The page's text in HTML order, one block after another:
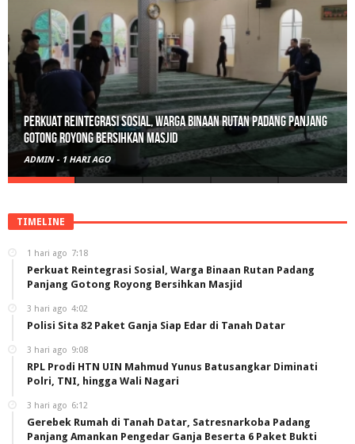
Polisi Sita 82 Paket Ganja Siap Edar di Tanah Datar
ADMIN - 3 HARI AGO
TIMELINE
1 hari ago 7:18
Perkuat Reintegrasi Sosial, Warga Binaan Rutan Padang
Panjang Gotong Royong Bersihkan Masjid
3 hari ago 4:02
Polisi Sita 82 Paket Ganja Siap Edar di Tanah Datar
3 hari ago 9:08
RPL Prodi HTN UIN Mahmud Yunus Batusangkar Diminati
Polri, TNI, hingga Wali Nagari
3 hari ago 6:12
Gerebek Rumah di Tanah Datar, Satresnarkoba Padang
Panjang Amankan Pengedar Ganja Beserta 6 Paket Bukti